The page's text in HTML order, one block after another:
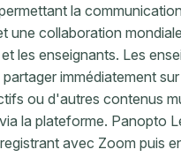
la
une collaboration
les enseignants. Les
immédiatement
ou d'autres contenus
la plateforme. Panopto
avec Zoom puis